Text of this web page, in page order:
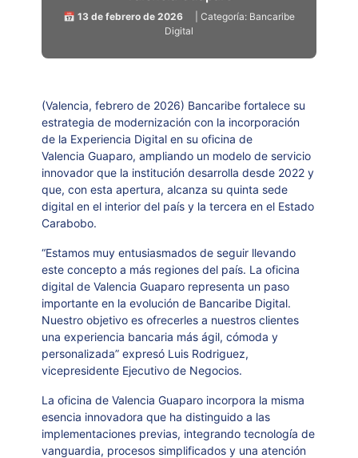
📅 13 de febrero de 2026
| Categoría: Bancaribe
Digital
(Valencia, febrero de 2026) Bancaribe fortalece su
estrategia de modernización con la incorporación
de la Experiencia Digital en su oficina de
Valencia Guaparo, ampliando un modelo de servicio
innovador que la institución desarrolla desde 2022 y
que, con esta apertura, alcanza su quinta sede
digital en el interior del país y la tercera en el Estado
Carabobo.
“Estamos muy entusiasmados de seguir llevando
este concepto a más regiones del país. La oficina
digital de Valencia Guaparo representa un paso
importante en la evolución de Bancaribe Digital.
Nuestro objetivo es ofrecerles a nuestros clientes
una experiencia bancaria más ágil, cómoda y
personalizada” expresó Luis Rodriguez,
vicepresidente Ejecutivo de Negocios.
La oficina de Valencia Guaparo incorpora la misma
esencia innovadora que ha distinguido a las
implementaciones previas, integrando tecnología de
vanguardia, procesos simplificados y una atención